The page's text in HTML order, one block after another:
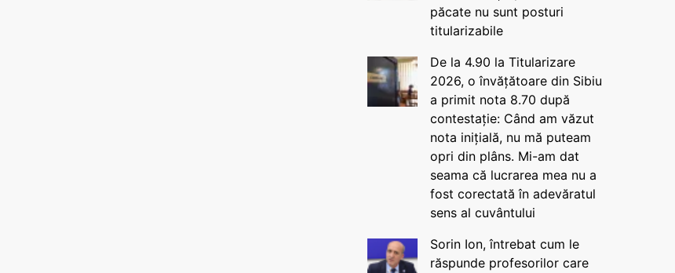
păcate nu sunt posturi
titularizabile
De la 4.90 la Titularizare
2026, o învățătoare din Sibiu
a primit nota 8.70 după
contestație: Când am văzut
nota inițială, nu mă puteam
opri din plâns. Mi-am dat
seama că lucrarea mea nu a
fost corectată în adevăratul
sens al cuvântului
Sorin Ion, întrebat cum le
răspunde profesorilor care